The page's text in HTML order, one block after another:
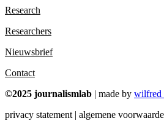
Research
Researchers
Nieuwsbrief
Contact
©2025 journalismlab | made by wilfred
privacy statement | algemene